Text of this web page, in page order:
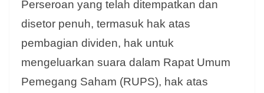
Perseroan yang telah ditempatkan dan
disetor penuh, termasuk hak atas
pembagian dividen, hak untuk
mengeluarkan suara dalam Rapat Umum
Pemegang Saham (RUPS), hak atas